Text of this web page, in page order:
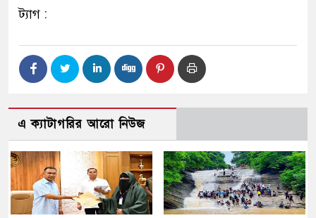
ট্যাগ :
এ ক্যাটাগরির আরো নিউজ